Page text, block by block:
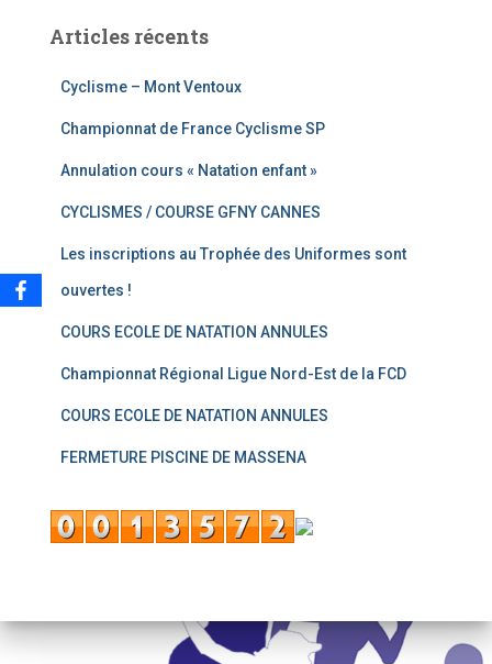
Articles récents
Cyclisme – Mont Ventoux
Championnat de France Cyclisme SP
Annulation cours « Natation enfant »
CYCLISMES / COURSE GFNY CANNES
Les inscriptions au Trophée des Uniformes sont
ouvertes !
COURS ECOLE DE NATATION ANNULES
Championnat Régional Ligue Nord-Est de la FCD
COURS ECOLE DE NATATION ANNULES
FERMETURE PISCINE DE MASSENA